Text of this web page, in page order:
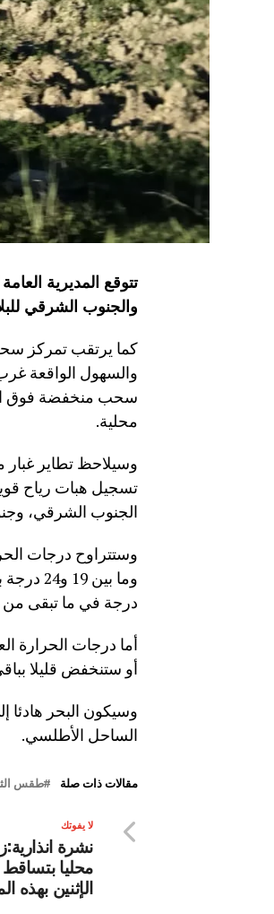
تتوقع المديرية
والجنوب الشرقي
كما يرتقب تمركز
والسهول الواقعة
سحب منخفضة فوق
محلية.
وسيلاحظ تطاير
تسجيل هبات رياح
الجنوب الشرقي،
درجة في ما تبقى من
أما درجات الحرارة
أو ستنخفض قليلا
وسيكون البحر هادئا
الساحل الأطلسي.
مقالات ذات صلة طقس
لا يفوتك
نشرة
محليا بتساقط
الإثنين بهذه